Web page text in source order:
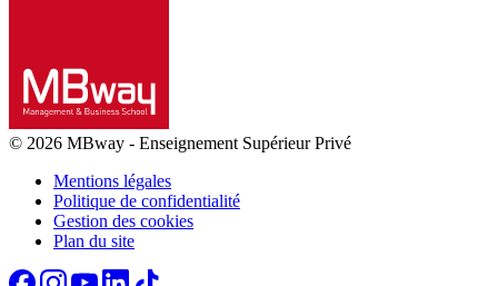
© 2026 MBway - Enseignement Supérieur Privé
Mentions légales
Politique de confidentialité
Gestion des cookies
Plan du site